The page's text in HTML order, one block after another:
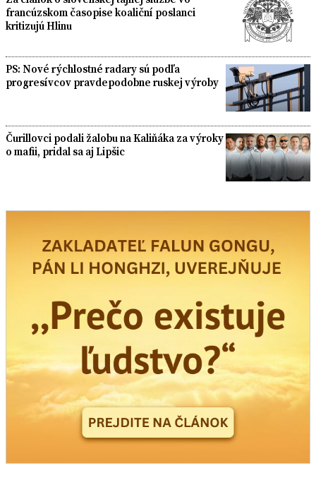
francúzskom časopise koaliční poslanci
kritizujú Hlinu
PS: Nové rýchlostné radary sú podľa
progresívcov pravdepodobne ruskej výroby
Čurillovci podali žalobu na Kaliňáka za výroky
o mafii, pridal sa aj Lipšic